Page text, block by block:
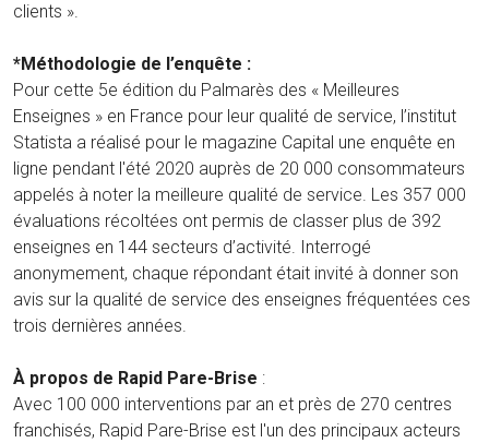
clients ».
*Méthodologie de l’enquête :
Pour cette 5e édition du Palmarès des « Meilleures
Enseignes » en France pour leur qualité de service, l’institut
Statista a réalisé pour le magazine Capital une enquête en
ligne pendant l'été 2020 auprès de 20 000 consommateurs
appelés à noter la meilleure qualité de service. Les 357 000
évaluations récoltées ont permis de classer plus de 392
enseignes en 144 secteurs d’activité. Interrogé
anonymement, chaque répondant était invité à donner son
avis sur la qualité de service des enseignes fréquentées ces
trois dernières années.
À propos de Rapid Pare-Brise :
Avec 100 000 interventions par an et près de 270 centres
franchisés, Rapid Pare-Brise est l'un des principaux acteurs